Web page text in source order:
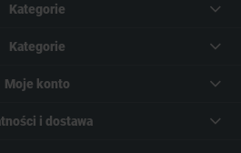
Kategorie
Kategorie
Moje konto
i dostawa